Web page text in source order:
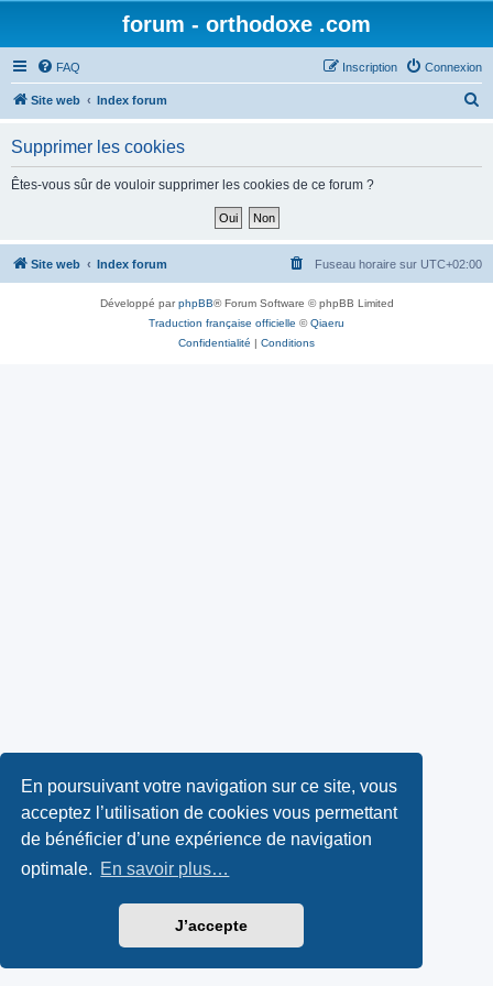
En poursuivant votre navigation sur ce site, vous
acceptez l’utilisation de cookies vous permettant
de bénéficier d’une expérience de navigation
optimale. En savoir plus…
J’accepte
forum - orthodoxe .com
FAQ Connexion
Inscription
Site web Index forum
h
Supprimer les cookies
Êtes-vous sûr de vouloir supprimer les cookies de ce forum ?
Site web Index forum Fuseau horaire sur UTC+02:00
Développé parphpBB® Forum Software © phpBB Limited
Traduction française officielle ©Qiaeru
Confidentialité | Conditions